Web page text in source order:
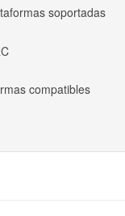
soportadas
compatibles